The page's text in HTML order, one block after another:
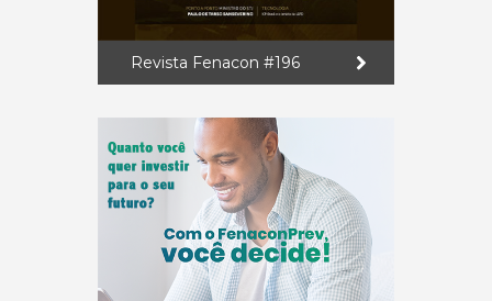
Revista Fenacon #196